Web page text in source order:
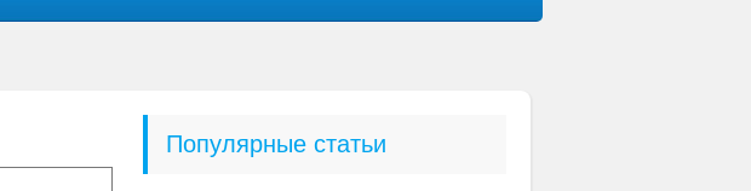
Популярные статьи